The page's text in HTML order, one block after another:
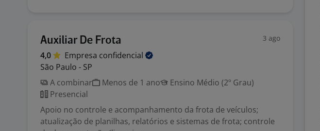
Auxiliar De Frota 3 ago
4,0 Empresa confidencial
São Paulo - SP
A combinar
Menos de 1 ano
Ensino Médio (2º Grau)
Presencial
Apoio no controle e acompanhamento da frota de veículos;
atualização de planilhas, relatórios e sistemas de frota; controle